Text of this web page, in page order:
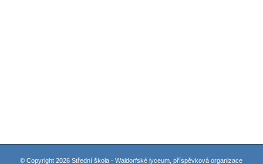
© Copyright 2026 Střední škola - Waldorfské lyceum, příspěvková organizace